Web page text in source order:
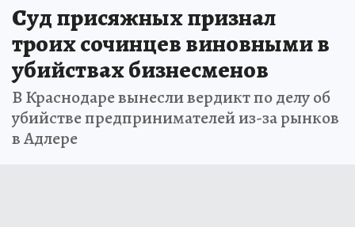
Суд присяжных признал
троих сочинцев виновными в
убийствах бизнесменов
В Краснодаре вынесли вердикт по делу об
убийстве предпринимателей из-за рынков
в Адлере